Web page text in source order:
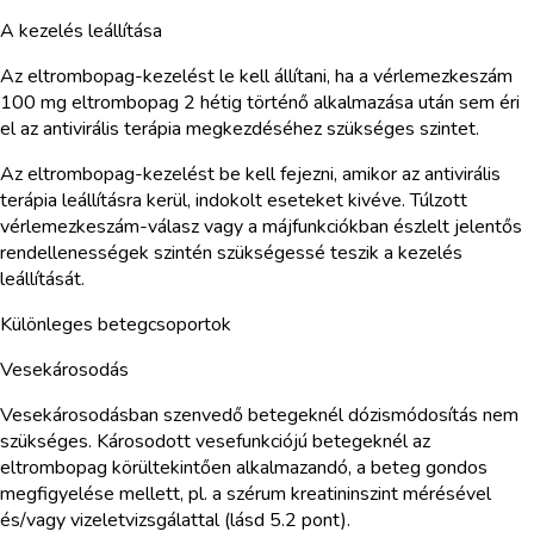
A kezelés leállítása
Az eltrombopag-kezelést le kell állítani, ha a vérlemezkeszám
100 mg eltrombopag 2 hétig történő alkalmazása után sem éri
el az antivirális terápia megkezdéséhez szükséges szintet.
Az eltrombopag-kezelést be kell fejezni, amikor az antivirális
terápia leállításra kerül, indokolt eseteket kivéve. Túlzott
vérlemezkeszám-válasz vagy a májfunkciókban észlelt jelentős
rendellenességek szintén szükségessé teszik a kezelés
leállítását.
Különleges betegcsoportok
Vesekárosodás
Vesekárosodásban szenvedő betegeknél dózismódosítás nem
szükséges. Károsodott vesefunkciójú betegeknél az
eltrombopag körültekintően alkalmazandó, a beteg gondos
megfigyelése mellett, pl. a szérum kreatininszint mérésével
és/vagy vizeletvizsgálattal (lásd 5.2 pont).